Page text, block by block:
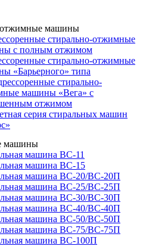
отжимные машины
стирально-отжимные
с полным отжимом
стирально-отжимные
«Барьерного» типа
стирально-
машины «Вега» с
отжимом
серия стиральных машин
машины
машина ВС-11
машина ВС-15
машина ВС-20/ВС-20П
машина ВС-25/ВС-25П
машина ВС-30/ВС-30П
машина ВС-40/ВС-40П
машина ВС-50/ВС-50П
машина ВС-75/ВС-75П
машина ВС-100П